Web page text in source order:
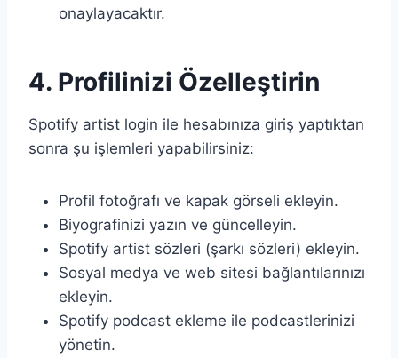
onaylayacaktır.
4. Profilinizi Özelleştirin
Spotify artist login ile hesabınıza giriş yaptıktan
sonra şu işlemleri yapabilirsiniz:
Profil fotoğrafı ve kapak görseli ekleyin.
Biyografinizi yazın ve güncelleyin.
Spotify artist sözleri (şarkı sözleri) ekleyin.
Sosyal medya ve web sitesi bağlantılarınızı
ekleyin.
Spotify podcast ekleme ile podcastlerinizi
yönetin.